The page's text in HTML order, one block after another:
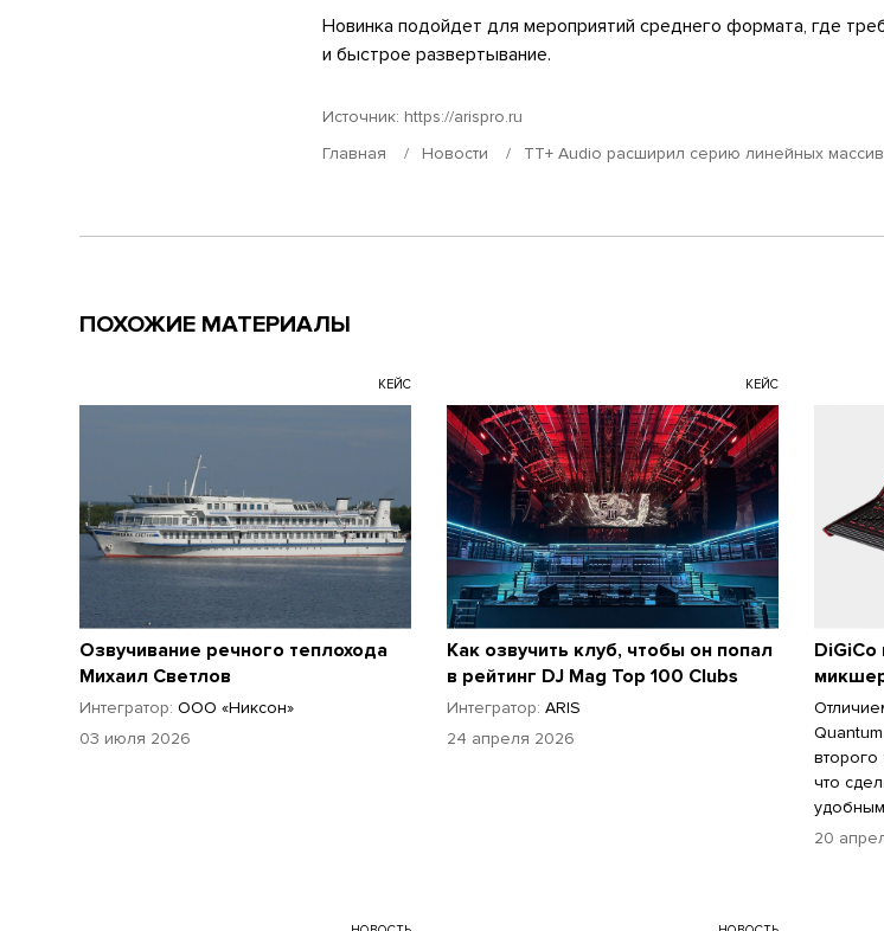
Новинка подойдет для мероприятий среднего формата, где
и быстрое развертывание.
Источник: https://arispro.ru
Главная
Новости TT+ Audio расширил серию линейных
ПОХОЖИЕ МАТЕРИАЛЫ
КЕЙС
Озвучивание речного теплохода
Михаил Светлов
Интегратор: ООО «Никсон»
03 июля 2026
КЕЙС
Как озвучить клуб, чтобы он попал
в рейтинг DJ Mag Top 100 Clubs
Интегратор: ARIS
24 апреля 2026
второго
что
20